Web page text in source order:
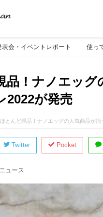
表会・イベントレポート 使っ
品！ナノエッグ
2022が発売
ほとんど現品！ナノエッグの人気商品が
Twitter Pocket
ュース